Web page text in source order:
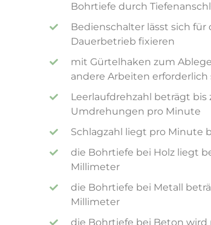
Bohrtiefe durch
Bedienschalter lässt sich für
Dauerbetrieb fixieren
mit Gürtelhaken zum
andere Arbeiten erforderlich
Leerlaufdrehzahl beträgt bis
Umdrehungen pro Minute
Schlagzahl liegt pro Minute
die Bohrtiefe bei Holz liegt
Millimeter
die Bohrtiefe bei Metall
Millimeter
die Bohrtiefe bei Beton wird